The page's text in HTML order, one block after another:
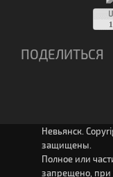
ПОДЕЛИТЬСЯ
Невьянск.
защищены.
Полное или
запрещено, при